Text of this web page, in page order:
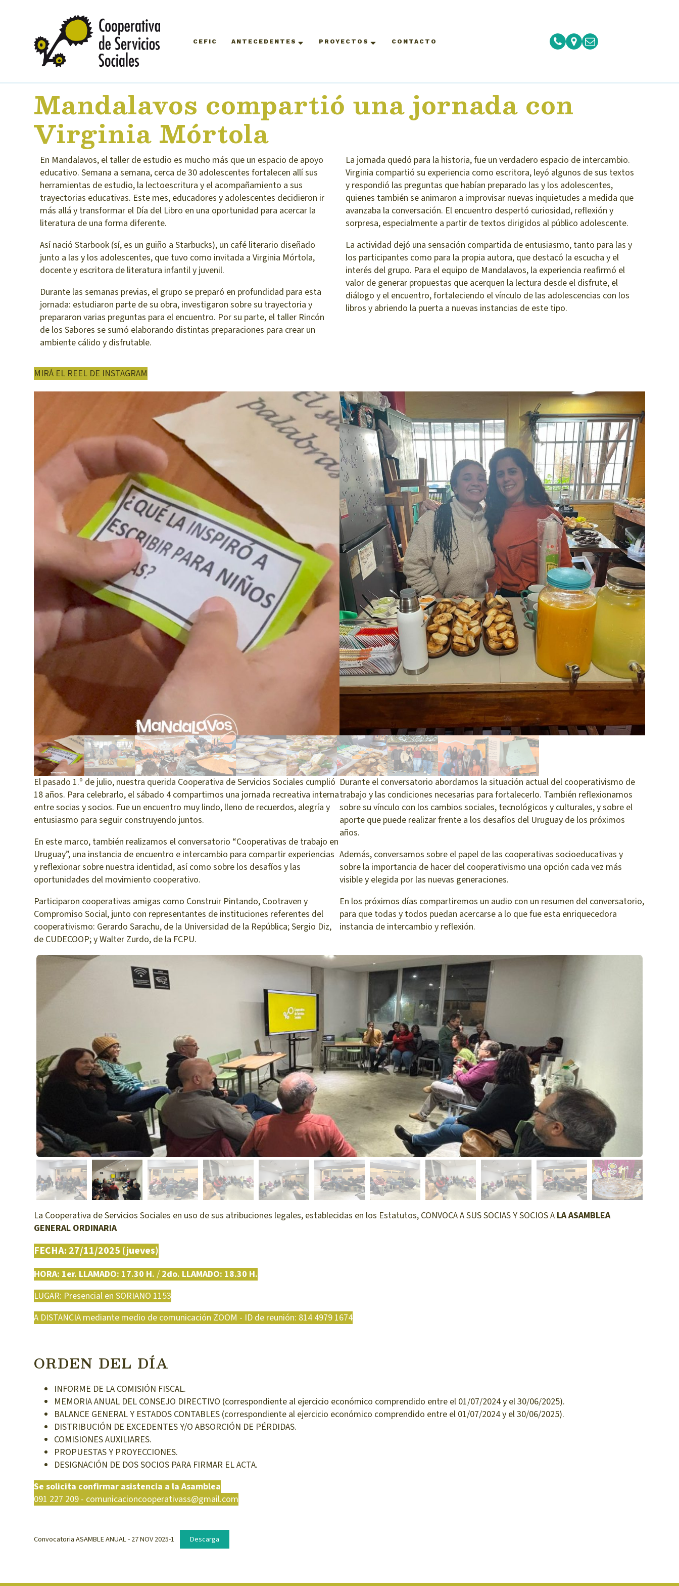
CEFIC ANTECEDENTES PROYECTOS CONTACTO
Mandalavos compartió una jornada con
Virginia Mórtola
En Mandalavos, el taller de estudio es mucho más que un espacio de apoyo
educativo. Semana a semana, cerca de 30 adolescentes fortalecen allí sus
herramientas de estudio, la lectoescritura y el acompañamiento a sus
trayectorias educativas. Este mes, educadores y adolescentes decidieron ir
más allá y transformar el Día del Libro en una oportunidad para acercar la
literatura de una forma diferente.
Así nació Starbook (sí, es un guiño a Starbucks), un café literario diseñado
junto a las y los adolescentes, que tuvo como invitada a Virginia Mórtola,
docente y escritora de literatura infantil y juvenil.
Durante las semanas previas, el grupo se preparó en profundidad para esta
jornada: estudiaron parte de su obra, investigaron sobre su trayectoria y
prepararon varias preguntas para el encuentro. Por su parte, el taller Rincón
de los Sabores se sumó elaborando distintas preparaciones para crear un
ambiente cálido y disfrutable.
La jornada quedó para la historia, fue un verdadero espacio de intercambio.
Virginia compartió su experiencia como escritora, leyó algunos de sus textos
y respondió las preguntas que habían preparado las y los adolescentes,
quienes también se animaron a improvisar nuevas inquietudes a medida que
avanzaba la conversación. El encuentro despertó curiosidad, reflexión y
sorpresa, especialmente a partir de textos dirigidos al público adolescente.
La actividad dejó una sensación compartida de entusiasmo, tanto para las y
los participantes como para la propia autora, que destacó la escucha y el
interés del grupo. Para el equipo de Mandalavos, la experiencia reafirmó el
valor de generar propuestas que acerquen la lectura desde el disfrute, el
diálogo y el encuentro, fortaleciendo el vínculo de las adolescencias con los
libros y abriendo la puerta a nuevas instancias de este tipo.
MIRÁ EL REEL DE INSTAGRAM
El pasado 1.º de julio, nuestra querida Cooperativa de Servicios Sociales cumplió
18 años. Para celebrarlo, el sábado 4 compartimos una jornada recreativa interna
entre socias y socios. Fue un encuentro muy lindo, lleno de recuerdos, alegría y
entusiasmo para seguir construyendo juntos.
En este marco, también realizamos el conversatorio “Cooperativas de trabajo en
Uruguay”, una instancia de encuentro e intercambio para compartir experiencias
y reflexionar sobre nuestra identidad, así como sobre los desafíos y las
oportunidades del movimiento cooperativo.
Participaron cooperativas amigas como Construir Pintando, Cootraven y
Compromiso Social, junto con representantes de instituciones referentes del
cooperativismo: Gerardo Sarachu, de la Universidad de la República; Sergio Diz,
de CUDECOOP; y Walter Zurdo, de la FCPU.
Durante el conversatorio abordamos la situación actual del cooperativismo de
trabajo y las condiciones necesarias para fortalecerlo. También reflexionamos
sobre su vínculo con los cambios sociales, tecnológicos y culturales, y sobre el
aporte que puede realizar frente a los desafíos del Uruguay de los próximos
años.
Además, conversamos sobre el papel de las cooperativas socioeducativas y
sobre la importancia de hacer del cooperativismo una opción cada vez más
visible y elegida por las nuevas generaciones.
En los próximos días compartiremos un audio con un resumen del conversatorio,
para que todas y todos puedan acercarse a lo que fue esta enriquecedora
instancia de intercambio y reflexión.
La Cooperativa de Servicios Sociales en uso de sus atribuciones legales, establecidas en los Estatutos, CONVOCA A SUS SOCIAS Y SOCIOS A LA ASAMBLEA
GENERAL ORDINARIA
FECHA: 27/11/2025 (jueves)
HORA: 1er. LLAMADO: 17.30 H. / 2do. LLAMADO: 18.30 H.
LUGAR: Presencial en SORIANO 1153
A DISTANCIA mediante medio de comunicación ZOOM - ID de reunión: 814 4979 1674
ORDEN DEL DÍA
INFORME DE LA COMISIÓN FISCAL.
MEMORIA ANUAL DEL CONSEJO DIRECTIVO (correspondiente al ejercicio económico comprendido entre el 01/07/2024 y el 30/06/2025).
BALANCE GENERAL Y ESTADOS CONTABLES (correspondiente al ejercicio económico comprendido entre el 01/07/2024 y el 30/06/2025).
DISTRIBUCIÓN DE EXCEDENTES Y/O ABSORCIÓN DE PÉRDIDAS.
COMISIONES AUXILIARES.
PROPUESTAS Y PROYECCIONES.
DESIGNACIÓN DE DOS SOCIOS PARA FIRMAR EL ACTA.
Se solicita confirmar asistencia a la Asamblea
091 227 209 - comunicacioncooperativass@gmail.com
Convocatoria ASAMBLE ANUAL - 27 NOV 2025-1 Descarga